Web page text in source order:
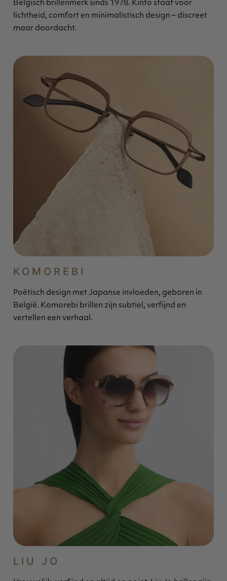
Belgisch brillenmerk sinds 1978. Kinto staat voor
lichtheid, comfort en minimalistisch design – discreet
maar doordacht.
KOMOREBI
Poëtisch design met Japanse invloeden, geboren in
België. Komorebi brillen zijn subtiel, verfijnd en
vertellen een verhaal.
LIU JO